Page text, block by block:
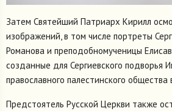
Затем Святейший Патриарх Кирилл
изображений, в том числе портреты
Романова и преподобномученицы
созданные для Сергиевского подворья
православного палестинского общества
Предстоятель Русской Церкви также